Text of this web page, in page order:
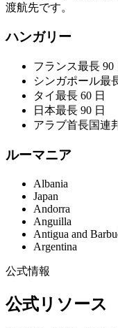
渡航先です。
ハンガリー
フランス最長 90
シンガポール最
タイ最長 60 日
日本最長 90 日
アラブ首長国連
ルーマニア
Albania
Japan
Andorra
Anguilla
Antigua and
Argentina
公式情報
公式リソース